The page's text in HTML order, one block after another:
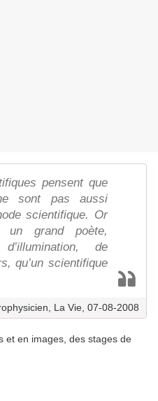
pensent que
sont pas aussi
scientifique. Or
grand poète,
de
qu’un scientifique
La Vie, 07-08-2008
et en images, des stages de